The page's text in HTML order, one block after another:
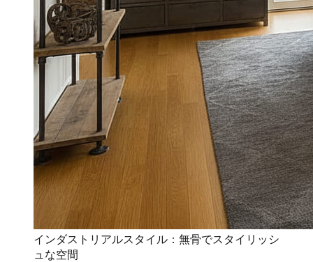
インダストリアルスタイル：無骨でスタイリッシ
ュな空間